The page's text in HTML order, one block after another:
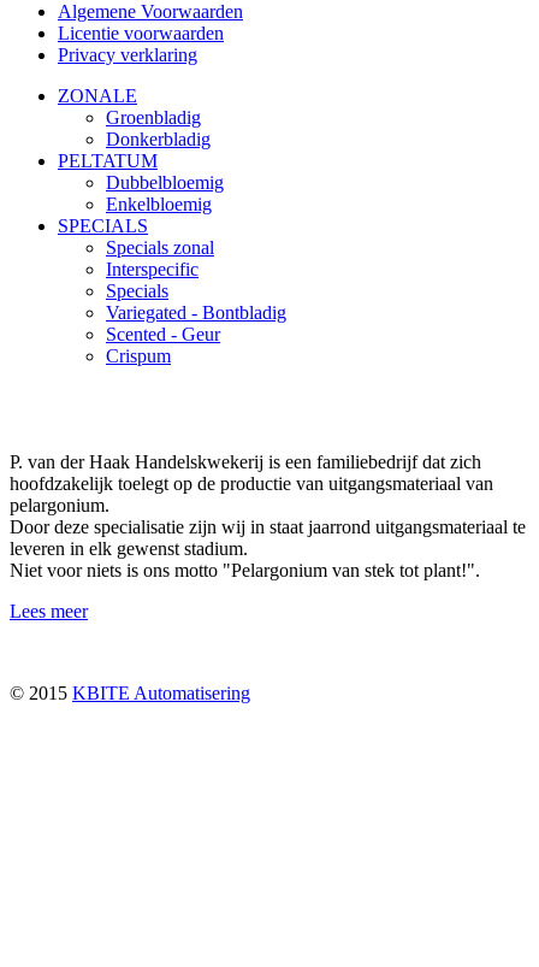
Algemene Voorwaarden
Licentie voorwaarden
Privacy verklaring
ZONALE
Groenbladig
Donkerbladig
PELTATUM
Dubbelbloemig
Enkelbloemig
SPECIALS
Specials zonal
Interspecific
Specials
Variegated - Bontbladig
Scented - Geur
Crispum
P. van der Haak Handelskwekerij is een familiebedrijf dat zich
hoofdzakelijk toelegt op de productie van uitgangsmateriaal van
pelargonium.
Door deze specialisatie zijn wij in staat jaarrond uitgangsmateriaal te
leveren in elk gewenst stadium.
Niet voor niets is ons motto "Pelargonium van stek tot plant!".
Lees meer
© 2015 KBITE Automatisering